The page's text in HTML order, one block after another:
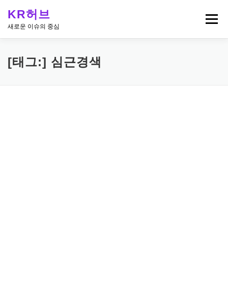
KR허브
새로운 이슈의 중심
메뉴
[태그:] 심근경색